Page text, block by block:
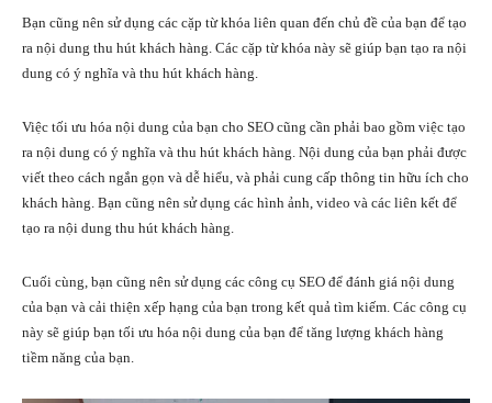
Bạn cũng nên sử dụng các cặp từ khóa liên quan đến chủ đề của bạn để tạo
ra nội dung thu hút khách hàng. Các cặp từ khóa này sẽ giúp bạn tạo ra nội
dung có ý nghĩa và thu hút khách hàng.
Việc tối ưu hóa nội dung của bạn cho SEO cũng cần phải bao gồm việc tạo
ra nội dung có ý nghĩa và thu hút khách hàng. Nội dung của bạn phải được
viết theo cách ngắn gọn và dễ hiểu, và phải cung cấp thông tin hữu ích cho
khách hàng. Bạn cũng nên sử dụng các hình ảnh, video và các liên kết để
tạo ra nội dung thu hút khách hàng.
Cuối cùng, bạn cũng nên sử dụng các công cụ SEO để đánh giá nội dung
của bạn và cải thiện xếp hạng của bạn trong kết quả tìm kiếm. Các công cụ
này sẽ giúp bạn tối ưu hóa nội dung của bạn để tăng lượng khách hàng
tiềm năng của bạn.